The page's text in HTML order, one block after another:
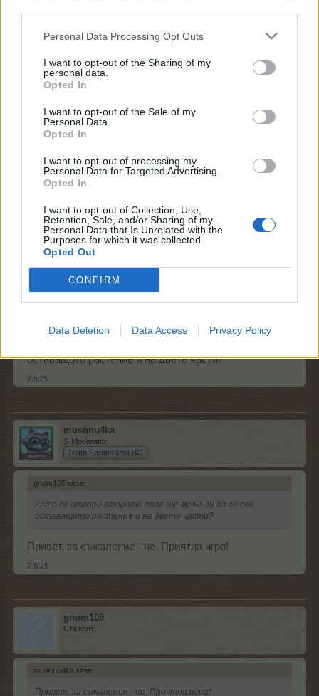
Personal Data Processing Opt Outs
I want to opt-out of the Sharing of my
personal data.
Opted In
I want to opt-out of the Sale of my
Personal Data.
Opted In
I want to opt-out of processing my
Personal Data for Targeted Advertising.
Opted In
I want to opt-out of Collection, Use,
Retention, Sale, and/or Sharing of my
Personal Data that Is Unrelated with the
Purposes for which it was collected.
Opted Out
CONFIRM
Data Deletion Data Access Privacy Policy
S-Moderator
sco каза:↑
Здравей, съжалявам, но това не е вярно.
Не знам кой е виновен, но в чешкия FAQ таблиците ги има.
Само дето те не ползват този вид таблици. Хубав
ден!
7.5.25
gnom106
Стажант
оставащото растение и на двете части?
7.5.25
mushnu4ka
S-Moderator
Team Farmerama BG
gnom106 каза: ↑
Като се отвори второто поле ще може ли да се сее
оставащото растение и на двете части?
Привет, за съжаление - не. Приятна игра!
7.5.25
gnom106
Стажант
mushnu4ka каза: ↑
Привет, за съжаление - не. Приятна игра!